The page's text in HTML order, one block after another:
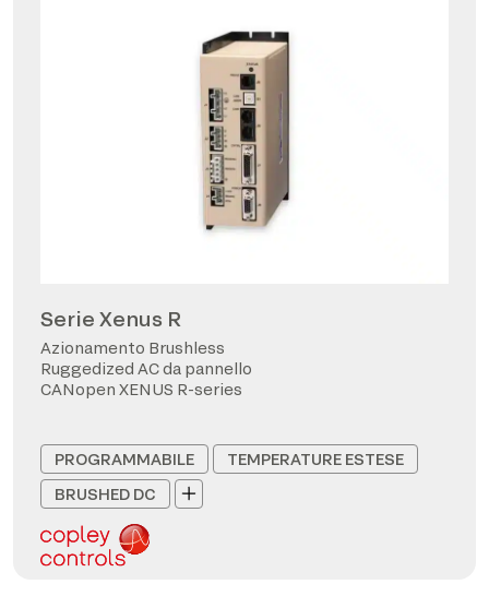
Serie Xenus R
Azionamento Brushless
Ruggedized AC da pannello
CANopen XENUS R-series
PROGRAMMABILE
TEMPERATURE ESTESE
BRUSHED DC